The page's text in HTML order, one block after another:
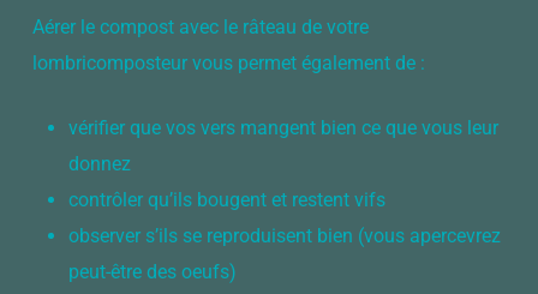
Aérer le compost avec le râteau de votre
lombricomposteur vous permet également de :
vérifier que vos vers mangent bien ce que vous leur
donnez
contrôler qu’ils bougent et restent vifs
observer s’ils se reproduisent bien (vous apercevrez
peut-être des oeufs)